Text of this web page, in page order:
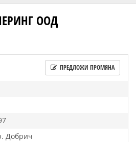
ООД
ПРЕДЛОЖИ ПРОМЯНА
Добрич